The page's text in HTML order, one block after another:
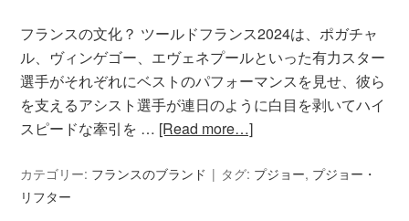
フランスの文化？ ツールドフランス2024は、ポガチャ
ル、ヴィンゲゴー、エヴェネプールといった有力スター
選手がそれぞれにベストのパフォーマンスを見せ、彼ら
を支えるアシスト選手が連日のように白目を剥いてハイ
スピードな牽引を … [Read more…]
カテゴリー: フランスのブランド タグ: プジョー, プジョー・
リフター